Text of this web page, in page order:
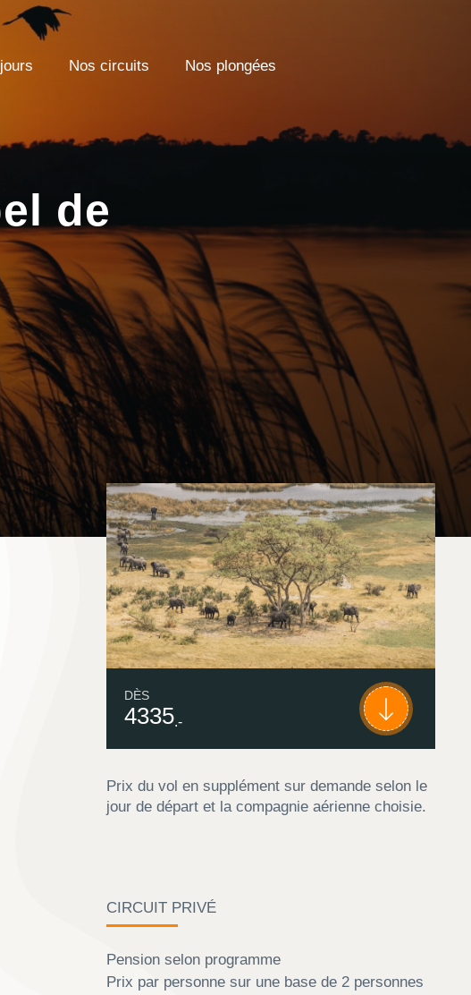
Nos circuits Nos plongées
de
DÈS
4335.-
Prix du vol en supplément sur demande selon le
jour de départ et la compagnie aérienne choisie.
CIRCUIT PRIVÉ
Pension selon programme
Prix par personne sur une base de 2 personnes